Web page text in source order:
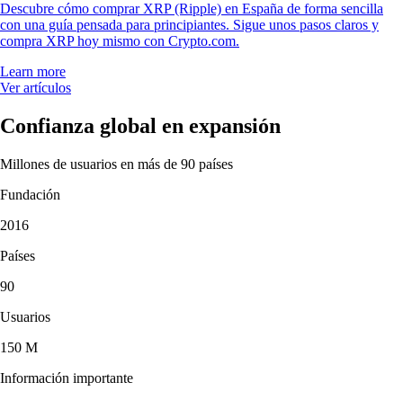
Descubre cómo comprar XRP (Ripple) en España de forma sencilla
con una guía pensada para principiantes. Sigue unos pasos claros y
compra XRP hoy mismo con Crypto.com.
Learn more
Ver artículos
Confianza global en expansión
Millones de usuarios en más de 90 países
Fundación
2016
Países
90
Usuarios
150 M
Información importante